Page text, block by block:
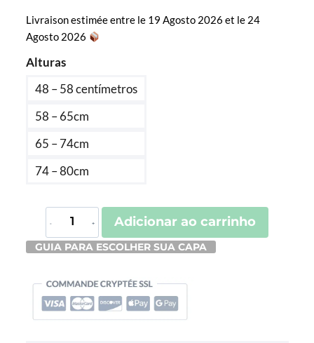
27,00€
Livraison estimée entre le 19 Agosto 2026 et le 24
Agosto 2026
Alturas
48 – 58 centímetros
58 – 65cm
65 – 74cm
74 – 80cm
Quantidade
de
Housse
Valise
Terre
Adicionar ao carrinho
GUIA PARA ESCOLHER SUA CAPA